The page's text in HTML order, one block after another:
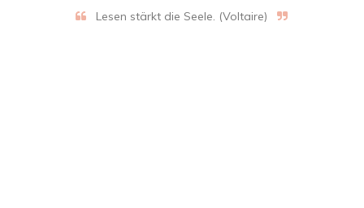
Lesen stärkt die Seele. (Voltaire)